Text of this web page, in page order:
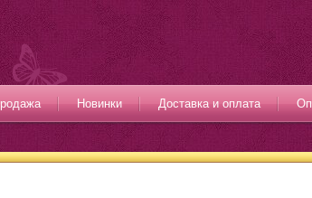
Новинки Доставка и оплата